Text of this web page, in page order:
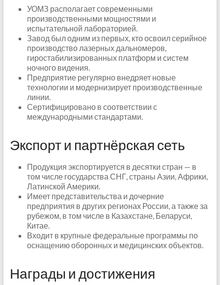
УОМЗ располагает современными
производственными мощностями и
испытательной лабораторией.
Завод был одним из первых, кто освоил серийное
производство лазерных дальномеров,
гиростабилизированных платформ и систем
ночного видения.
Предприятие регулярно внедряет новые
технологии и модернизирует производственные
линии.
Сертифицировано в соответствии с
международными стандартами.
Экспорт и партнёрская сеть
Продукция экспортируется в десятки стран — в
том числе государства СНГ, страны Азии, Африки,
Латинской Америки.
Имеет представительства и дочерние
предприятия в других регионах России, а также за
рубежом, в том числе в Казахстане, Беларуси,
Китае.
Входит в крупные федеральные программы по
оснащению оборонных и медицинских объектов.
Награды и достижения